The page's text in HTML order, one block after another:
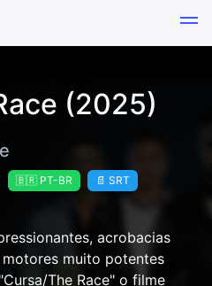
(2025)
🇧🇷 PT-BR 📄 SRT
acrobacias
muito potentes
The Race" o filme